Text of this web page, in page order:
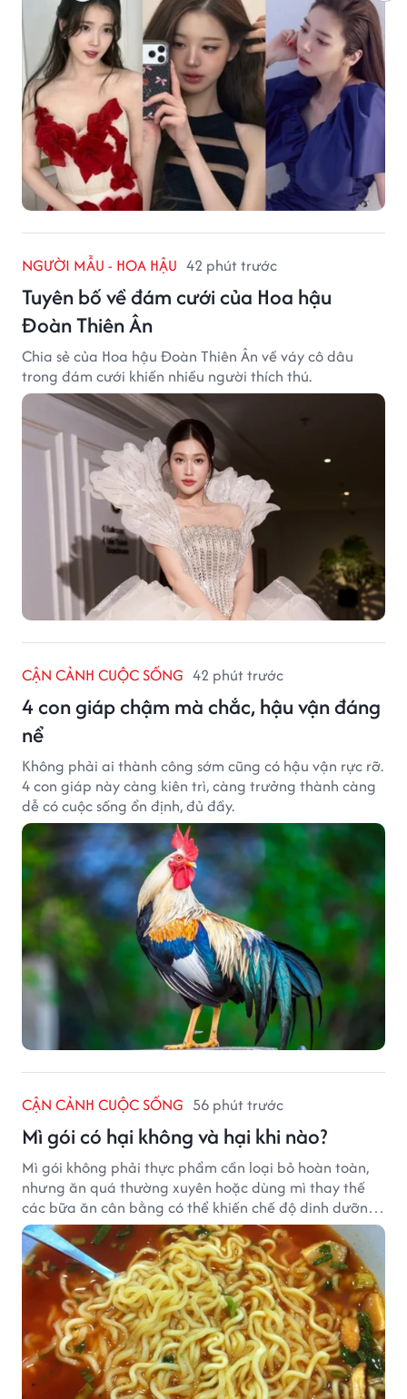
NGƯỜI MẪU - HOA HẬU 42 phút trước
Tuyên bố về đám cưới của Hoa hậu
Đoàn Thiên Ân
Chia sẻ của Hoa hậu Đoàn Thiên Ân về váy cô dâu
trong đám cưới khiến nhiều người thích thú.
CẬN CẢNH CUỘC SỐNG 42 phút trước
4 con giáp chậm mà chắc, hậu vận đáng
nể
Không phải ai thành công sớm cũng có hậu vận rực rỡ.
4 con giáp này càng kiên trì, càng trưởng thành càng
dễ có cuộc sống ổn định, đủ đầy.
CẬN CẢNH CUỘC SỐNG 56 phút trước
Mì gói có hại không và hại khi nào?
Mì gói không phải thực phẩm cần loại bỏ hoàn toàn,
nhưng ăn quá thường xuyên hoặc dùng mì thay thế
các bữa ăn cân bằng có thể khiến chế độ dinh dưỡng
mất cân đối.